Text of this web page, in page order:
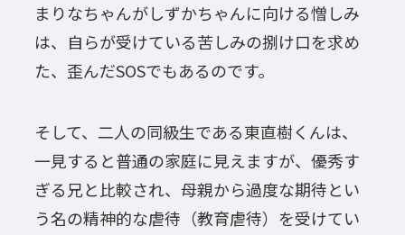
まりなちゃんがしずかちゃんに向ける憎しみ
は、自らが受けている苦しみの捌け口を求め
た、歪んだSOSでもあるのです。
そして、二人の同級生である東直樹くんは、
一見すると普通の家庭に見えますが、優秀す
ぎる兄と比較され、母親から過度な期待とい
う名の精神的な虐待（教育虐待）を受けてい